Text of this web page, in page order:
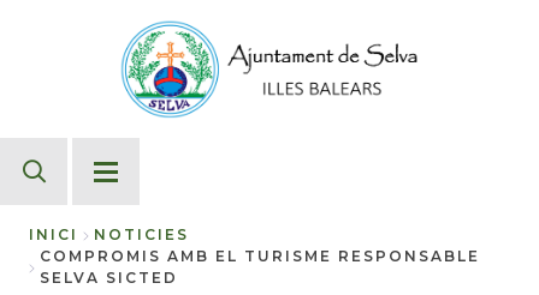
Fil
INICI
NOTICIES
COMPROMIS AMB EL TURISME RESPONSABLE
SELVA SICTED